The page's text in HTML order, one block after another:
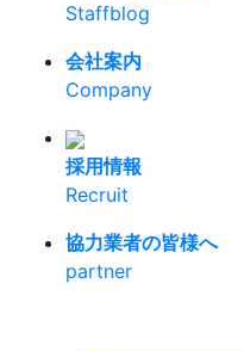
Staffblog
会社案内
Company
採用情報
Recruit
協力業者の皆様へ
partner